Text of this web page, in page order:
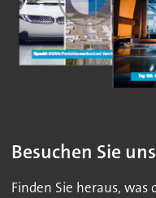
Besuchen Sie
Finden Sie heraus,